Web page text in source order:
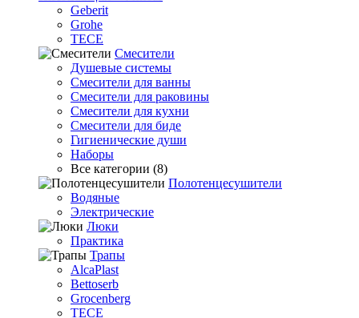
Geberit
Grohe
TECE
Смесители
Душевые системы
Смесители для ванны
Смесители для раковины
Смесители для кухни
Смесители для биде
Гигиенические души
Наборы
Все категории (8)
Полотенцесушители
Водяные
Электрические
Люки
Практика
Трапы
AlcaPlast
Bettoserb
Grocenberg
TECE